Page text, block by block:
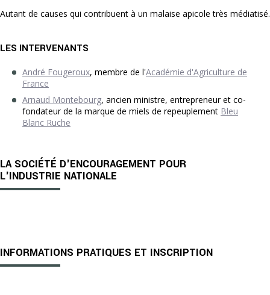
Autant de causes qui contribuent à un malaise apicole très médiatisé.
LES INTERVENANTS
André Fougeroux, membre de l'Académie d'Agriculture de
France
Arnaud Montebourg, ancien ministre, entrepreneur et co-
fondateur de la marque de miels de repeuplement Bleu
Blanc Ruche
LA SOCIÉTÉ D'ENCOURAGEMENT POUR
L'INDUSTRIE NATIONALE
INFORMATIONS PRATIQUES ET INSCRIPTION